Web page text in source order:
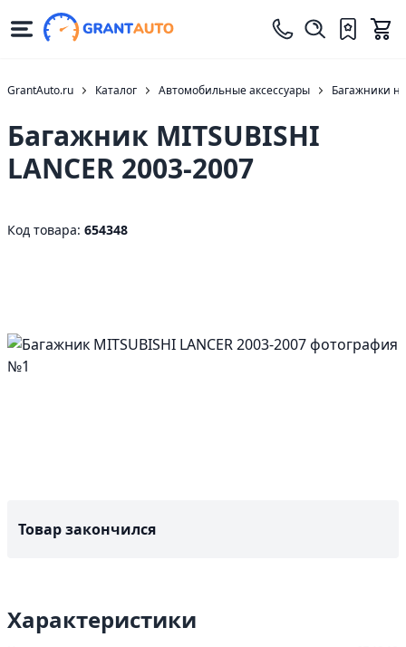
GrantAuto.ru Каталог Автомобильные аксессуары Багажники
Багажник MITSUBISHI
LANCER 2003-2007
Код товара: 654348
Товар закончился
Характеристики